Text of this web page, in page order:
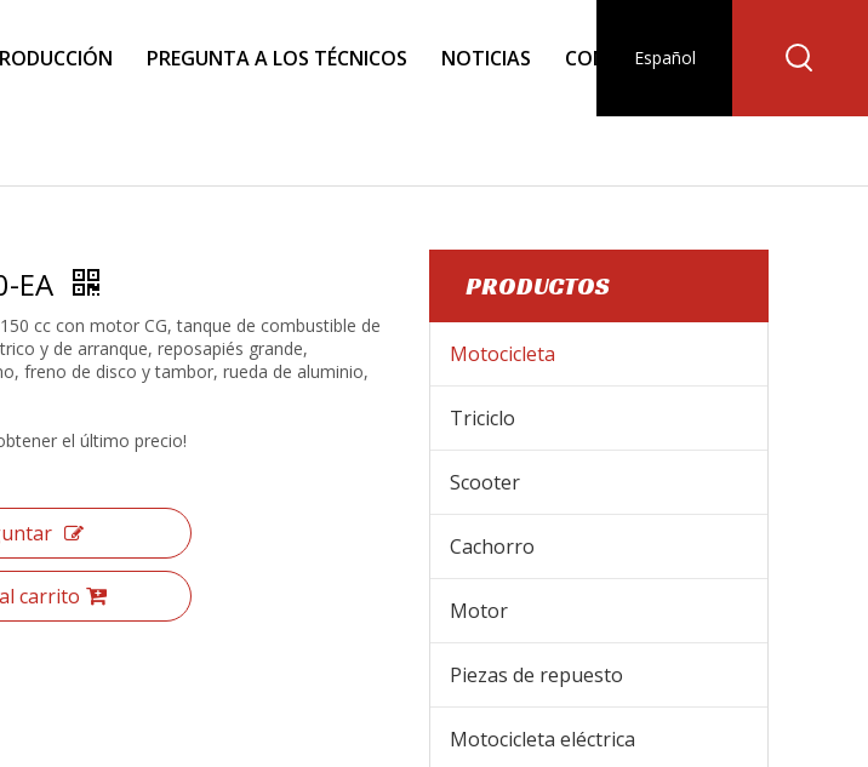
PREGUNTA A LOS TÉCNICOS NOTICIAS CONTACTO
Español
EA
cc con motor CG, tanque de combustible de
y de arranque, reposapiés grande,
freno de disco y tambor, rueda de aluminio,
el último precio!
carrito
PRODUCTOS
Motocicleta
Triciclo
Scooter
Cachorro
Motor
Piezas de repuesto
Motocicleta eléctrica
SL200-3F